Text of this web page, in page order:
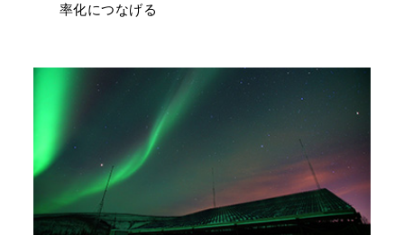
率化につなげる